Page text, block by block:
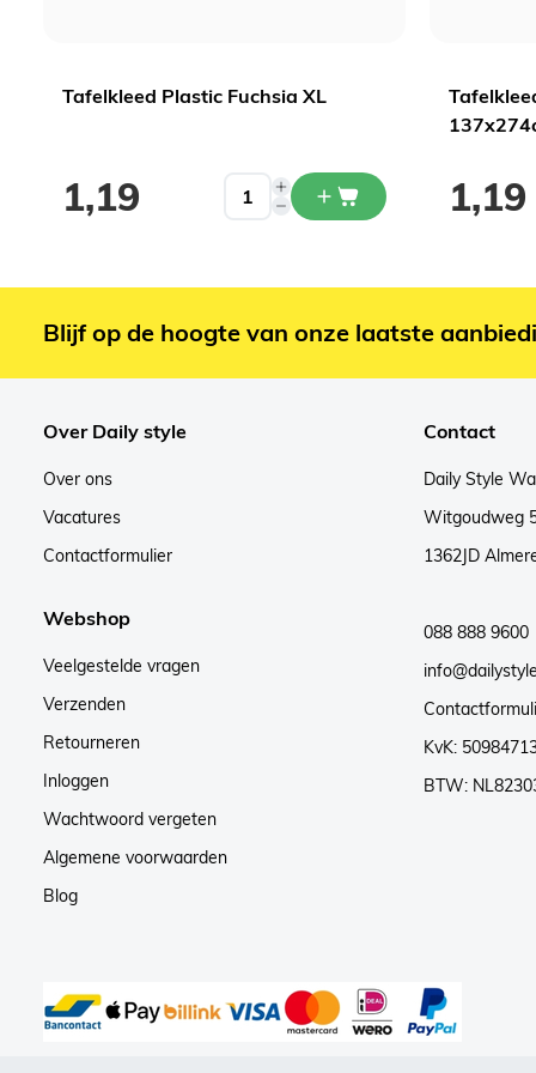
Tafelkleed Plastic Fuchsia XL
1,19 1,19
Blijf op de hoogte van onze laatste
Over Daily style
Over ons
Vacatures
Contactformulier
Webshop
Veelgestelde vragen
Verzenden
Retourneren
Inloggen
Wachtwoord vergeten
Algemene voorwaarden
Blog
Contact
Daily Style
Witgoudweg
1362JD
088 888 9600
KvK:
BTW: